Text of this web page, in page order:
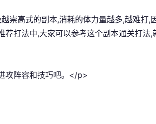
崇高式的副本,消耗的体力量越多,越难打,
荐打法中,大家可以参考这个副本通关打法,
攻阵容和技巧吧。</p>